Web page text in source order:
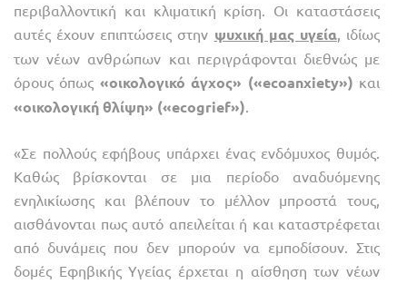
περιβαλλοντική και κλιματική κρίση. Οι καταστάσεις
αυτές έχουν επιπτώσεις στην ψυχική μας υγεία, ιδίως
των νέων ανθρώπων και περιγράφονται διεθνώς με
όρους όπως «οικολογικό άγχος» («ecoanxiety») και
«οικολογική θλίψη» («ecogrief»).
«Σε πολλούς εφήβους υπάρχει ένας ενδόμυχος θυμός.
Καθώς βρίσκονται σε μια περίοδο αναδυόμενης
ενηλικίωσης και βλέπουν το μέλλον μπροστά τους,
αισθάνονται πως αυτό απειλείται ή και καταστρέφεται
από δυνάμεις που δεν μπορούν να εμποδίσουν. Στις
δομές Εφηβικής Υγείας έρχεται η αίσθηση των νέων